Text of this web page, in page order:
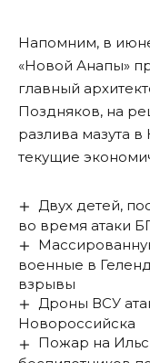
Напомним, в
«Новой Анапы»
главный
Поздняков, на
разлива мазута
текущие
Двух детей,
во время атаки
военные в
взрывы
Дроны ВСУ
Новороссийска
Пожар на